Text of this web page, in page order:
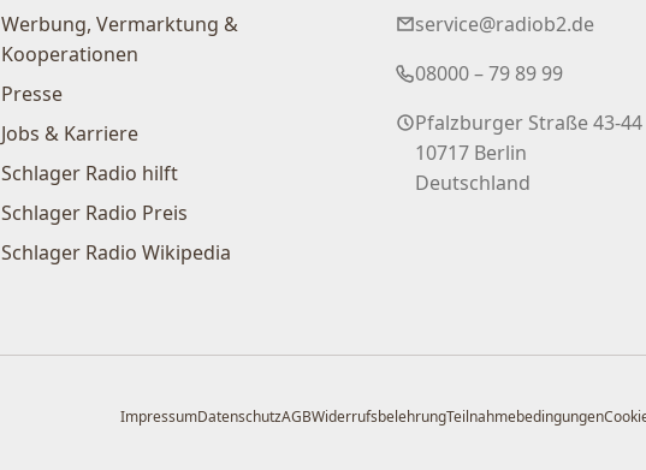
Werbung, Vermarktung &
Kooperationen
Presse
Jobs & Karriere
Schlager Radio hilft
Schlager Radio Preis
Schlager Radio Wikipedia
service@radiob2.de
08000 – 79 89 99
Pfalzburger Straße 43-44
10717 Berlin
Deutschland
ImpressumDatenschutzAGBWiderrufsbelehrungTeilnahmebedingungen